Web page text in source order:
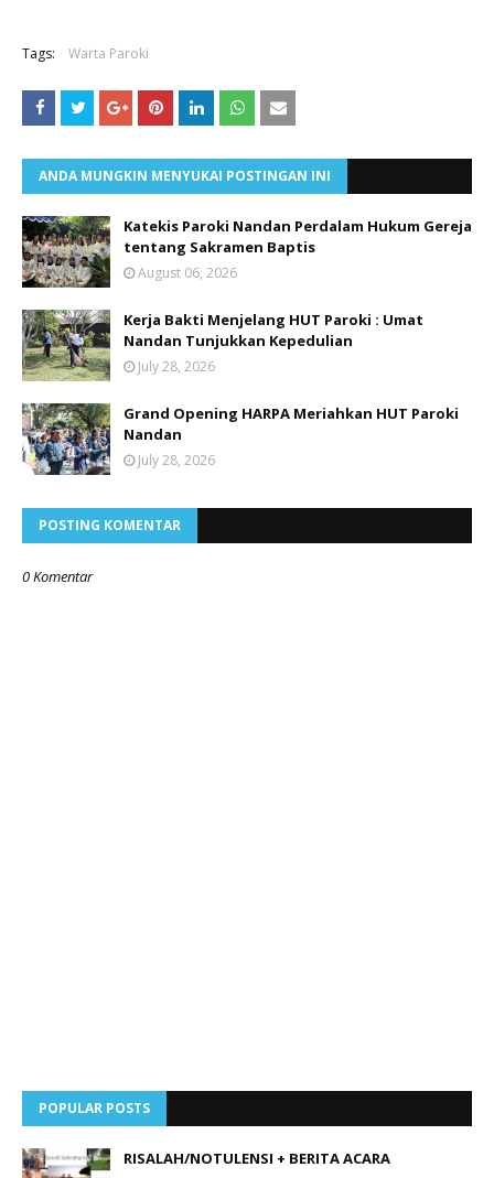
Tags: Warta Paroki
ANDA MUNGKIN MENYUKAI POSTINGAN INI
Katekis Paroki Nandan Perdalam Hukum Gereja
tentang Sakramen Baptis
August 06, 2026
Kerja Bakti Menjelang HUT Paroki : Umat
Nandan Tunjukkan Kepedulian
July 28, 2026
Grand Opening HARPA Meriahkan HUT Paroki
Nandan
July 28, 2026
POSTING KOMENTAR
0 Komentar
POPULAR POSTS
RISALAH/NOTULENSI + BERITA ACARA